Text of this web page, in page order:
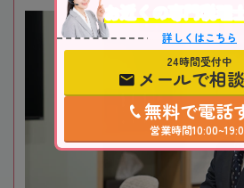
お近くの専門税理士
詳しくはこちら
24時間受付中
メールで相
無料で電話
営業時間